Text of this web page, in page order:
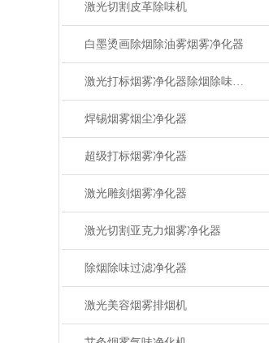
激光切割皮革除味机
白墨烫画除烟除油雾烟雾净化器
激光打标烟雾净化器除烟除味设备
焊锡烟雾烟尘净化器
超级打标烟雾净化器
激光雕刻烟雾净化器
激光切割亚克力烟雾净化器
除烟除味过滤净化器
激光美容烟雾排烟机